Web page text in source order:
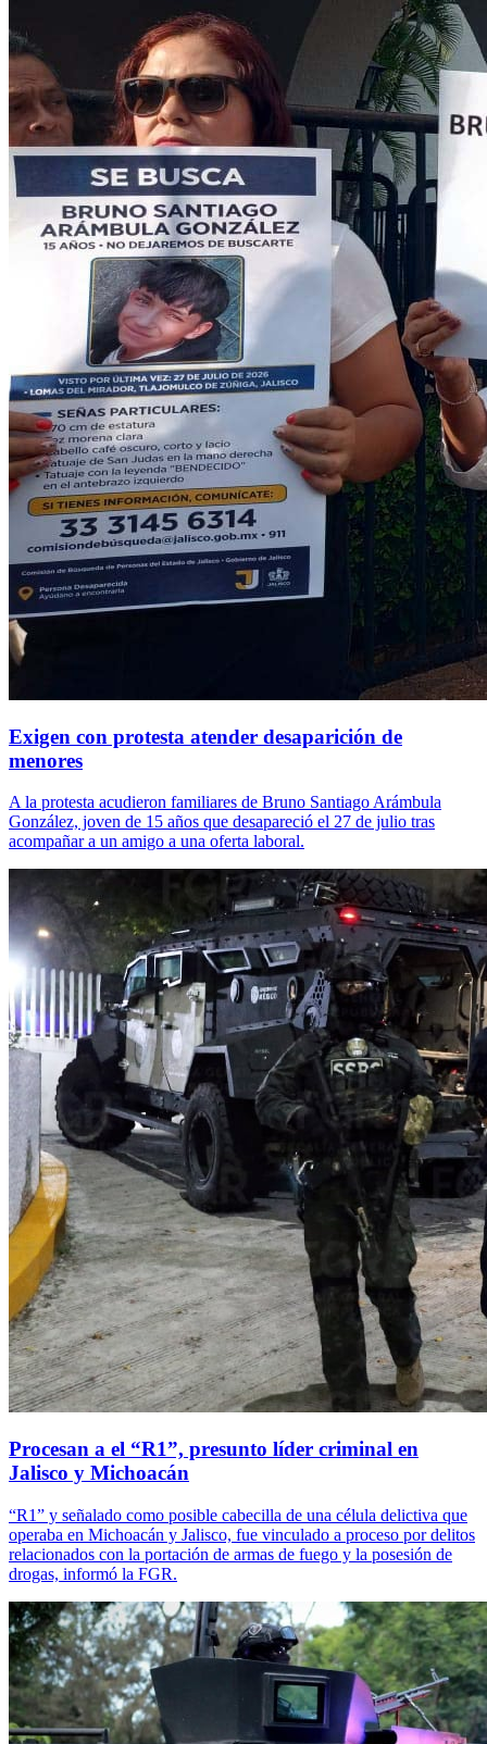
Exigen con protesta atender desaparición de
menores
A la protesta acudieron familiares de Bruno Santiago Arámbula
González, joven de 15 años que desapareció el 27 de julio tras
acompañar a un amigo a una oferta laboral.
Procesan a el “R1”, presunto líder criminal en
Jalisco y Michoacán
“R1” y señalado como posible cabecilla de una célula delictiva que
operaba en Michoacán y Jalisco, fue vinculado a proceso por delitos
relacionados con la portación de armas de fuego y la posesión de
drogas, informó la FGR.